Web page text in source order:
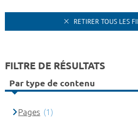
RETIRER TOUS LES
FILTRE DE RÉSULTATS
Par type de contenu
Pages (1)